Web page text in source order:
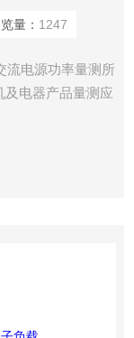
量： 1247
流电源功率量测所
电器产品量测应
可依需求选择接